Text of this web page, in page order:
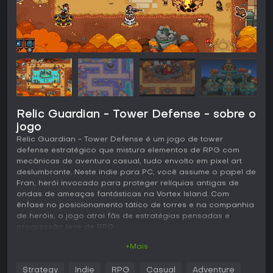
Relic Guardian - Tower Defense - sobre o
jogo
Relic Guardian - Tower Defense é um jogo de tower
defense estratégico que mistura elementos de RPG com
mecânicas de aventura casual, tudo envolto em pixel art
deslumbrante. Neste indie para PC, você assume o papel de
Fran, herói invocado para proteger relíquias antigas de
ondas de ameaças fantásticas na Vortex Island. Com
ênfase no posicionamento tático de torres e na companhia
de heróis, o jogo atrai fãs de estratégias pensadas e
progressão leve de RPG.
+Mais
Strategy Indie RPG Casual Adventure